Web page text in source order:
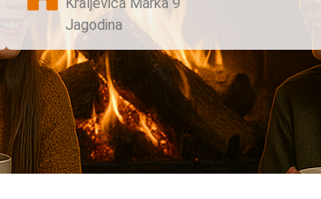
Jagodina